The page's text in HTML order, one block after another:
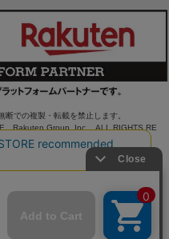
での複製・転載を禁止します。
Rakuten Group, Inc. ALL RIGHTS RE